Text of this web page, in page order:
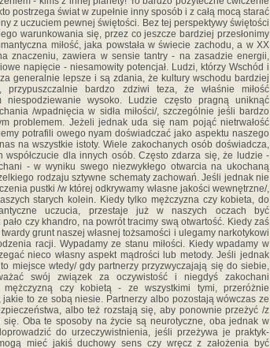
postrzega świat w zupełnie inny sposób i z całą mocą starać
z uczuciem pewnej świętości. Bez tej perspektywy świętości
warunkowania się, przez co jeszcze bardziej przesłonimy
miłość, jaka powstała w świecie zachodu, a w XX
znaczeniu, zawiera w sensie tantry - na zasadzie energii,
napięcie - niesamowity potencjał. Ludzi, którzy Wschód i
generalnie lepsze i są zdania, że kultury wschodu bardziej
przypuszczalnie bardzo zdziwi teza, że właśnie miłość
niespodziewanie wysoko. Ludzie często pragną uniknąć
/wpadnięcia w sidła miłości/, szczególnie jeśli bardzo
problemem. Jeżeli jednak uda się nam pojąć nietrwałość
potrafili owego nyam doświadczać jako aspektu naszego
na wszystkie istoty. Wiele zakochanych osób doświadcza,
dla innych osób. Często zdarza się, że ludzie -
- w wyniku swego niezwykłego otwarcia na ukochaną
rodzaju sztywne schematy zachowań. Jeśli jednak nie
pustki /w której odkrywamy własne jakości wewnętrzne/,
starych kolein. Kiedy tylko mężczyzna czy kobieta, do
uczucia, przestaje już w naszych oczach być
czy khandro, na powrót tracimy swą otwartość. Kiedy zaś
grunt naszej własnej tożsamości i ulegamy narkotykowi
racji. Wypadamy ze stanu miłości. Kiedy wpadamy w
nieco własny aspekt mądrości lub metody. Jeśli jednak
miejsce wtedy/ gdy partnerzy przyzwyczajają się do siebie,
swój związek za oczywistość i niegdyś zakochani
czy kobietą - ze wszystkimi tymi, przeróżnie
to ze sobą niesie. Partnerzy albo pozostają wówczas ze
albo też rozstają się, aby ponownie przeżyć /z
się. Oba te sposoby na życie są neurotyczne, oba jednak w
do urzeczywistnienia, jeśli przeżywa je praktyk-
mieć jakiś duchowy sens czy wręcz z założenia być